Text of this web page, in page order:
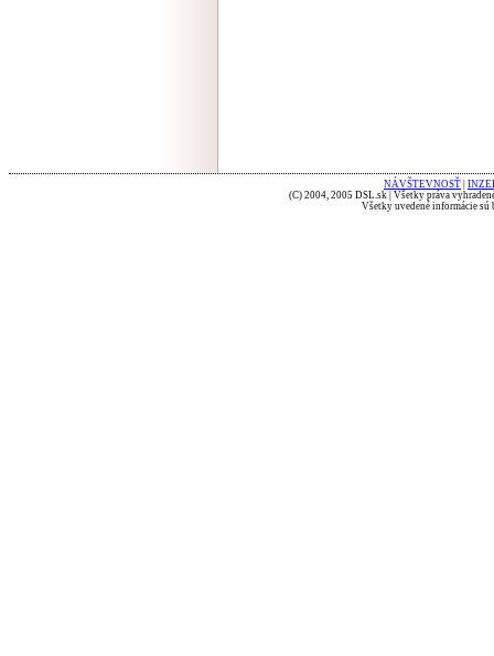
NÁVŠTEVNOSŤ
(C) 2004, 2005 DSL.sk | Všetky práva
Všetky uvedené informácie sú